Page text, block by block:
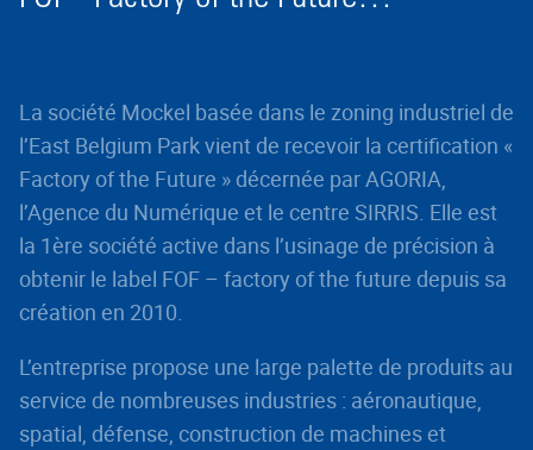
La société Mockel basée dans le zoning industriel de
l’East Belgium Park vient de recevoir la certification «
Factory of the Future » décernée par AGORIA,
l’Agence du Numérique et le centre SIRRIS. Elle est
la 1ère société active dans l’usinage de précision à
obtenir le label FOF – factory of the future depuis sa
création en 2010.
L’entreprise propose une large palette de produits au
service de nombreuses industries : aéronautique,
spatial, défense, construction de machines et